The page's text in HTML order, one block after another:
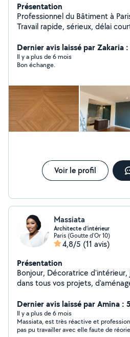
Présentation
Professionnel du Bâtiment à
Travail rapide, sérieux, délai
démolition de cloison,
complète (haussmanien ou
d'éléctricité, plomberie. + de
(1ère estimation possible à
sms ou whatsapp).
Dernier avis laissé par Zakaria
Il y a plus de 6 mois
Bon échange.
Voir le profil
Massiata
Architecte d’intérieur
Paris (Goutte d'Or 10)
4,8/5 (11 avis)
Présentation
Bonjour, Décoratrice d'intérieur, je vous accompagne
dans tous vos projets,
fonctionnels, parfaitement
Dernier avis laissé par Amina :
Il y a plus de 6 mois
Massiata, est très réactive et
pas pu travailler avec elle faute de